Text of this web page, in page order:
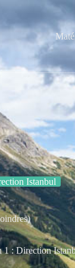
Istanbul
1 : Direction